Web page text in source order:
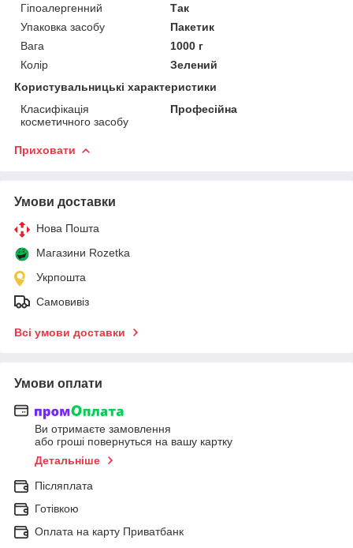
Гіпоалергенний
Так
Упаковка засобу
Пакетик
Вага
1000 г
Колір
Зелений
Користувальницькі характеристики
Класифікація
косметичного засобу
Професійна
Приховати
Умови доставки
Нова Пошта
Магазини Rozetka
Укрпошта
Самовивіз
Всі умови доставки
Умови оплати
Ви отримаєте замовлення
або гроші повернуться на вашу картку
Детальніше
Післяплата
Готівкою
Оплата на карту Приватбанк